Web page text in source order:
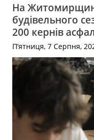
На
будівельного
200 кернів
П’ятниця, 7 Серпня,